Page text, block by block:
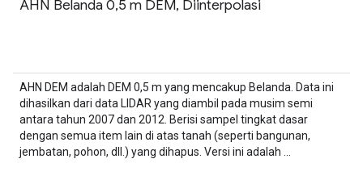
AHN Belanda 0,5 m DEM, Diinterpolasi
AHN DEM adalah DEM 0,5 m yang mencakup Belanda. Data ini
dihasilkan dari data LIDAR yang diambil pada musim semi
antara tahun 2007 dan 2012. Berisi sampel tingkat dasar
dengan semua item lain di atas tanah (seperti bangunan,
jembatan, pohon, dll.) yang dihapus. Versi ini adalah …